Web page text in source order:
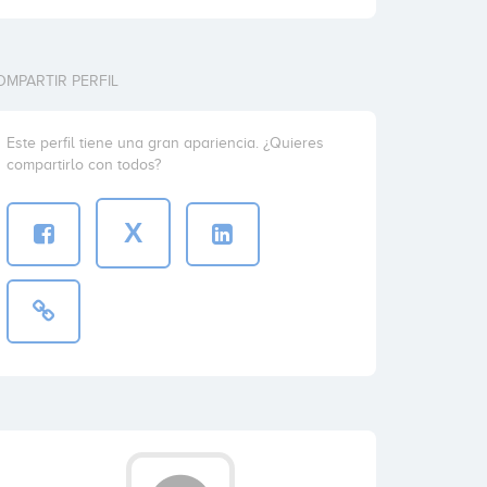
PERFIL
Este perfil tiene una gran apariencia. ¿Quieres
compartirlo con todos?
X